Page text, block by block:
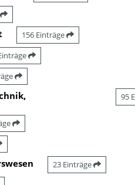
156 Einträge
95
23 Einträge